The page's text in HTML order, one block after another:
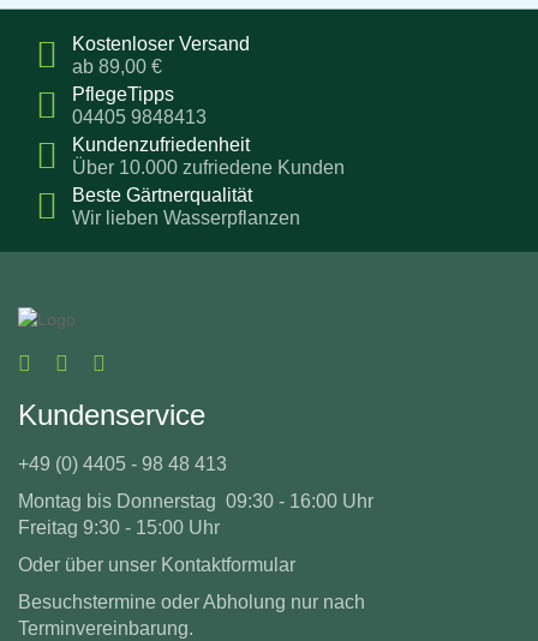
Kostenloser Versand
ab 89,00 €
PflegeTipps
04405 9848413
Kundenzufriedenheit
Über 10.000 zufriedene Kunden
Beste Gärtnerqualität
Wir lieben Wasserpflanzen
Kundenservice
+49 (0) 4405 - 98 48 413
Montag bis Donnerstag 09:30 - 16:00 Uhr
Freitag 9:30 - 15:00 Uhr
Oder über unser Kontaktformular
Besuchstermine oder Abholung nur nach
Terminvereinbarung.